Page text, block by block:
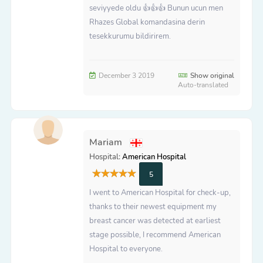
seviyyede oldu 👍👍👍 Bunun ucun men
Rhazes Global komandasina derin
tesekkurumu bildirirem.
December 3 2019
Show original
Auto-translated
Mariam
Hospital:American Hospital
5
I went to American Hospital for check-up,
thanks to their newest equipment my
breast cancer was detected at earliest
stage possible, I recommend American
Hospital to everyone.